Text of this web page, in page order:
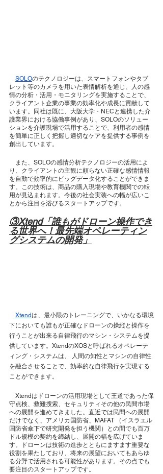
SOLOのテクノロジーは、スマートフォンやタブ
レット等のカメラを用いた表情解析を通じ、人の感
情の分析・活用・モニタリングを実施することで、
クライアント企業の事業の効率化や成長に貢献して
います。同社は既に、大阪大学・NECと連携した介
護業界における協働事例があり、SOLOのソリュー
ションを介護現場で活用することで、利用者の感情
を簡単に正しく把握し適切なケアを提供する事例を
創出しています。
また、SOLOの感情分析テクノロジーの活用によ
り、クライアントの主観に頼らない正確な感情情報
を自動で効率的にビッグデータ化することができま
す。この技術は、商品の購入現場や教育機関での転
用が見込まれます。今後の社会実装への幅が広いこ
とから注目を浴びるスタートアップです。
③Xtend「誰もがドローン操作でき
る世界へ！最先端オペレーティン
グシステムの開発」
Xtendは、最小限のトレーニングで、いかなる環境
下においても誰もが正確なドローンの操縦と操作を
行うことが出来る自律飛行のマシン・システムを提
供しています。XtendのXOSと呼ばれるオペレーテ
ィング・システムは、 人間の知性とマシンの自律性
を融合させることで、効率的な自律飛行を実現する
ことができます。
Xtendはドローンの活用現場として王道であった保
守点検、救難捜索、セキュリティその他の民間市場
への展開を進めてきました。直近では民間への展開
だけでなく、アメリカ国防省、MAFAT （イスラエル
国防省傘下で研究開発を担う機関）との間でも百万
ドル規模の契約を締結し、展開の幅を広げていま
す。ドローンは技術の進歩とともにますます重要な
役割を果たしており、将来の展望においてもあらゆ
る分野で活用される可能性があります。その点でも
要注目のスタートアップです。